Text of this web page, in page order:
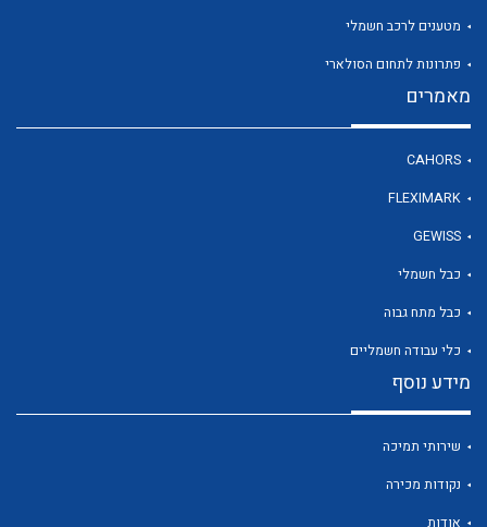
לכל מוצרי היצרן
מטענים לרכב חשמלי
פתרונות לתחום הסולארי
מאמרים
CAHORS
FLEXIMARK
GEWISS
כבל חשמלי
כבל מתח גבוה
כלי עבודה חשמליים
מידע נוסף
שירותי תמיכה
נקודות מכירה
אודות